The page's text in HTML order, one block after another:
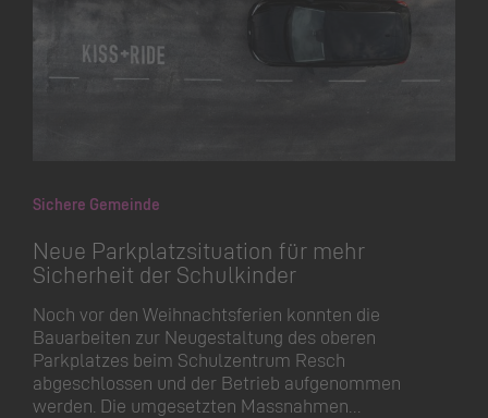
Sichere Gemeinde
Neue Parkplatz­situation für mehr
Sicherheit der Schulkinder
Noch vor den Weihnachtsferien konnten die
Bauarbeiten zur Neugestaltung des oberen
Parkplatzes beim Schulzentrum Resch
abgeschlossen und der Betrieb aufgenommen
werden. Die umgesetzten Massnahmen…